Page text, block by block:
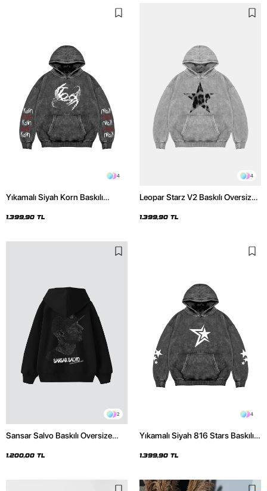
4
Yıkamalı Siyah Korn Baskılı
1.399,90 TL
4
Leopar Starz V2 Baskılı Oversize
Hoodie
1.399,90 TL
2
Sansar Salvo Baskılı Oversize
1.200,00 TL
4
Yıkamalı Siyah 816 Stars Baskılı
1.399,90 TL